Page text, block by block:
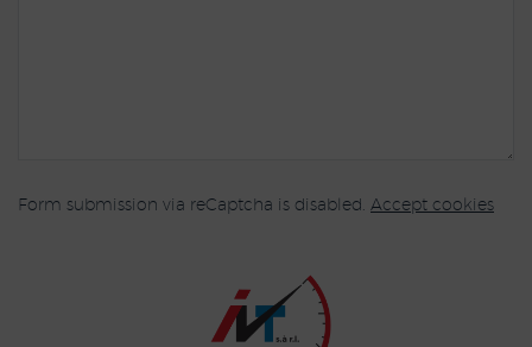
Form submission via reCaptcha is disabled. Accept cookies